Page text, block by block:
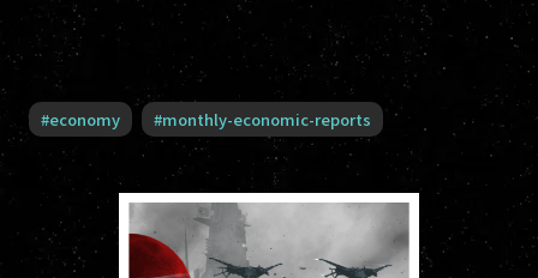
#economy #monthly-economic-reports